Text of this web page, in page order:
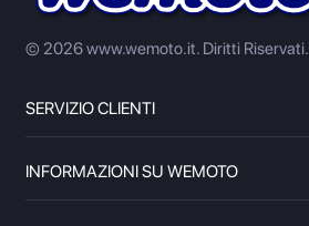
© 2026 www.wemoto.it. Diritti Riservati.
SERVIZIO CLIENTI
INFORMAZIONI SU WEMOTO